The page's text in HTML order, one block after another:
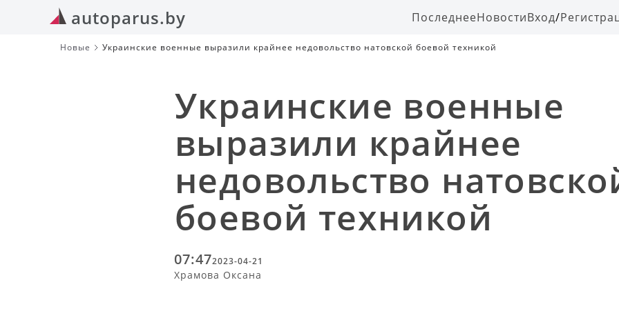
autoparus.by ПоследнееНовостиВход/
Новые Украинские военные выразили крайнее недовольство натовской боевой техникой
Украинские военные
выразили крайнее
недовольство
боевой техникой
07:472023-04-21
Храмова Оксана